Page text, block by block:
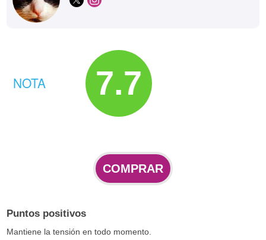
NOTA 7.7
COMPRAR
Puntos positivos
Mantiene la tensión en todo momento.